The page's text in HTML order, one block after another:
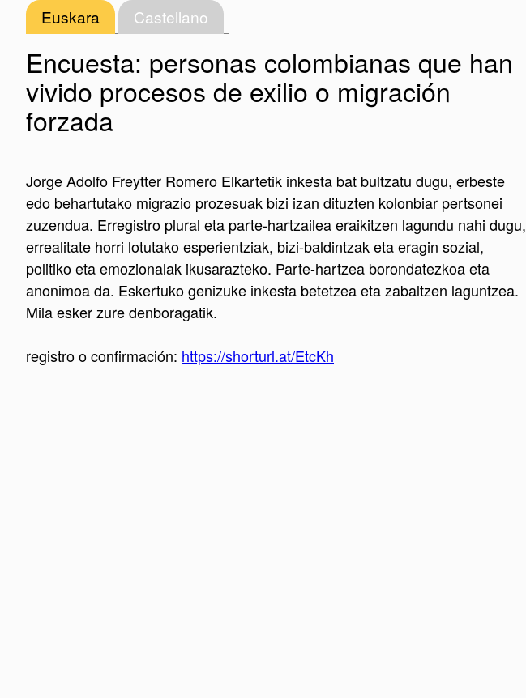
Euskara Castellano
Encuesta: personas colombianas que han
vivido procesos de exilio o migración
forzada
Jorge Adolfo Freytter Romero Elkartetik inkesta bat bultzatu dugu, erbeste
edo behartutako migrazio prozesuak bizi izan dituzten kolonbiar pertsonei
zuzendua. Erregistro plural eta parte-hartzailea eraikitzen lagundu nahi dugu,
errealitate horri lotutako esperientziak, bizi-baldintzak eta eragin sozial,
politiko eta emozionalak ikusarazteko. Parte-hartzea borondatezkoa eta
anonimoa da. Eskertuko genizuke inkesta betetzea eta zabaltzen laguntzea.
Mila esker zure denboragatik.
registro o confirmación: https://shorturl.at/EtcKh